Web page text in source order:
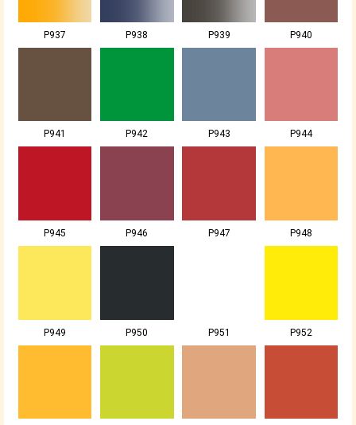
P937 P938 P939 P940
P941 P942 P943 P944
P945 P946 P947 P948
P949 P950 P951 P952